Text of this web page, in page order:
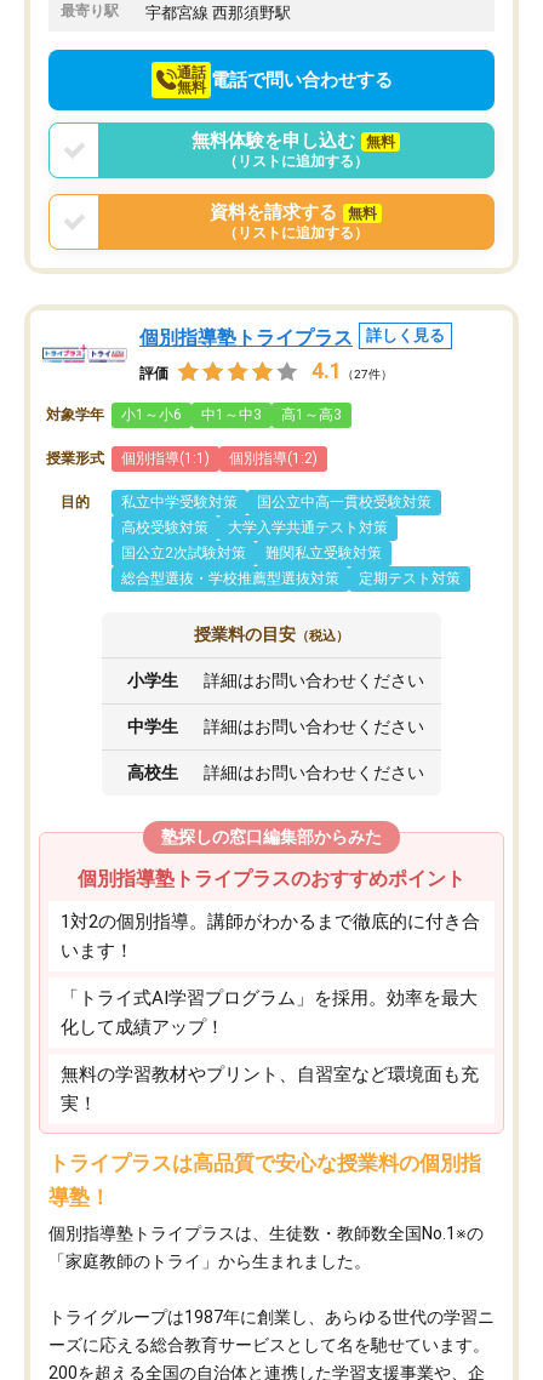
最寄り駅 宇都宮線 西那須野駅
通話
無料 電話で問い合わせする
無料体験を申し込む
無料
（リストに追加する）
資料を請求する
無料
（リストに追加する）
個別指導塾トライプラス 詳しく見る
評価 4.1 （27件）
対象学年 小1～小6 中1～中3 高1～高3
授業形式 個別指導(1:1) 個別指導(1:2)
目的 私立中学受験対策
国公立中高一貫校受験対策
高校受験対策
大学入学共通テスト対策
国公立2次試験対策
難関私立受験対策
総合型選抜・学校推薦型選抜対策
定期テスト対策
授業料の目安 （税込）
小学生 詳細はお問い合わせください
中学生 詳細はお問い合わせください
高校生 詳細はお問い合わせください
塾探しの窓口編集部からみた
個別指導塾トライプラスのおすすめポイント
1対2の個別指導。講師がわかるまで徹底的に付き合
います！
「トライ式AI学習プログラム」を採用。効率を最大
化して成績アップ！
無料の学習教材やプリント、自習室など環境面も充
実！
トライプラスは高品質で安心な授業料の個別指
導塾！
個別指導塾トライプラスは、生徒数・教師数全国No.1※の
「家庭教師のトライ」から生まれました。
トライグループは1987年に創業し、あらゆる世代の学習ニ
ーズに応える総合教育サービスとして名を馳せています。
200を超える全国の自治体と連携した学習支援事業や、企